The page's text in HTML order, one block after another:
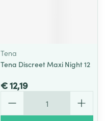
Tena
Tena Discreet Maxi Night 12
€ 12,19